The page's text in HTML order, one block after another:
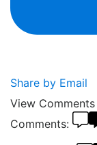
Share by Email
View Comments
Comments: